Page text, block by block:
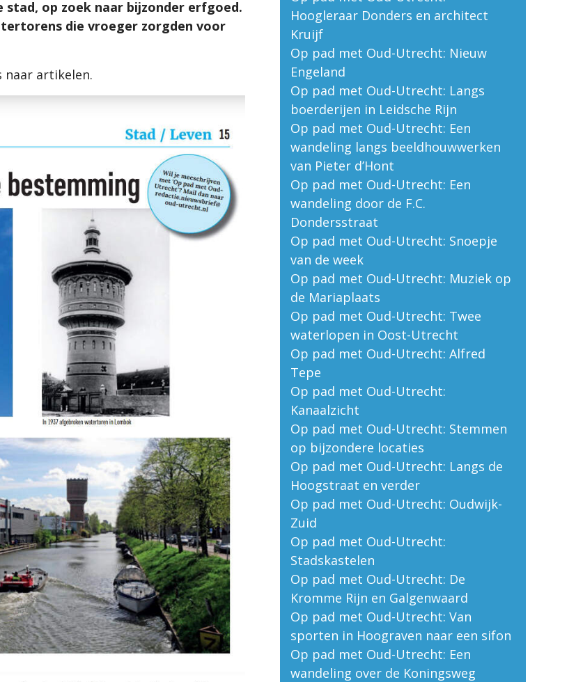
op zoek naar bijzonder erfgoed.
die vroeger zorgden voor
naar artikelen.
Hoogleraar Donders en architect
Kruijf
Op pad met Oud-Utrecht: Nieuw
Engeland
Op pad met Oud-Utrecht: Langs
boerderijen in Leidsche Rijn
Op pad met Oud-Utrecht: Een
wandeling langs beeldhouwwerken
van Pieter d’Hont
Op pad met Oud-Utrecht: Een
wandeling door de F.C.
Dondersstraat
Op pad met Oud-Utrecht: Snoepje
van de week
Op pad met Oud-Utrecht: Muziek op
de Mariaplaats
Op pad met Oud-Utrecht: Twee
waterlopen in Oost-Utrecht
Op pad met Oud-Utrecht: Alfred
Tepe
Op pad met Oud-Utrecht:
Kanaalzicht
Op pad met Oud-Utrecht: Stemmen
op bijzondere locaties
Op pad met Oud-Utrecht: Langs de
Hoogstraat en verder
Op pad met Oud-Utrecht: Oudwijk-
Zuid
Op pad met Oud-Utrecht:
Stadskastelen
Op pad met Oud-Utrecht: De
Kromme Rijn en Galgenwaard
Op pad met Oud-Utrecht: Van
sporten in Hoograven naar een sifon
Op pad met Oud-Utrecht: Een
wandeling over de Koningsweg